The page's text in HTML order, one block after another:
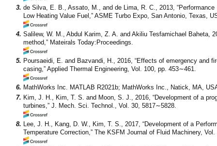
3. de Silva, E. B., Assato, M., and de Lima, R. C., 2013,
Low Heating Value Fuel,” ASME Turbo Expo, San Antonio, Texas,
4. Salilew, W. M., Abdul Karim, Z. A. and Akiliu Tesfamichael Baheta,
method,” Mateirals Today:Proceedings.
5. Poursaeidi, E. and Bazvandi, H., 2016, “Effects of emergency and
casing,” Applied Thermal Engineering, Vol. 100, pp. 453∼461.
6. MathWorks Inc. MATLAB R2021b; MathWorks Inc., Natick, MA,
7. Kim, J. H., Kim, T. S. and Moon, S. J., 2016, “Development of a
turbines,” J. Mech. Sci. Technol., Vol. 30, 5817∼5828.
8. Lee, J. H., Kang, D. W., Kim, T. S., 2017, “Development of a
Temperature Correction,” The KSFM Journal of Fluid Machinery,